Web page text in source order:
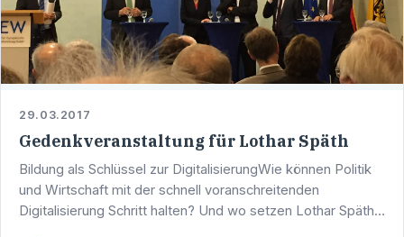
29.03.2017
Gedenkveranstaltung für Lothar Späth
Bildung als Schlüssel zur DigitalisierungWie können Politik
und Wirtschaft mit der schnell voranschreitenden
Digitalisierung Schritt halten? Und wo setzen Lothar Späths